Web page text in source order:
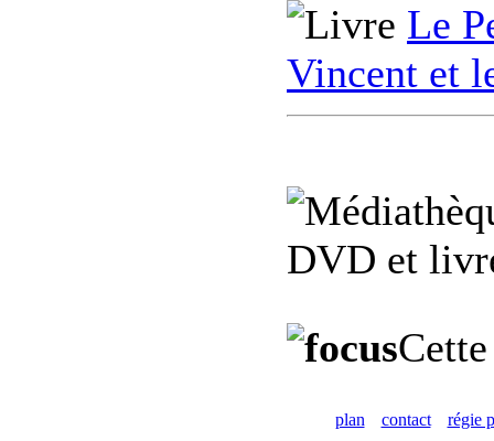
Le
Vincent et
DVD et
plan contact régie